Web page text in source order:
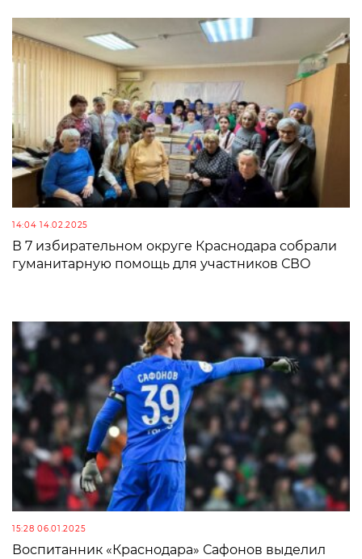
14:04 14.02.2025
В 7 избирательном округе Краснодара собрали
гуманитарную помощь для участников СВО
15:28 06.01.2025
Воспитанник «Краснодара» Сафонов выделил